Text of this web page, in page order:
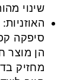
שינוי
הן מוצר
מחזיק